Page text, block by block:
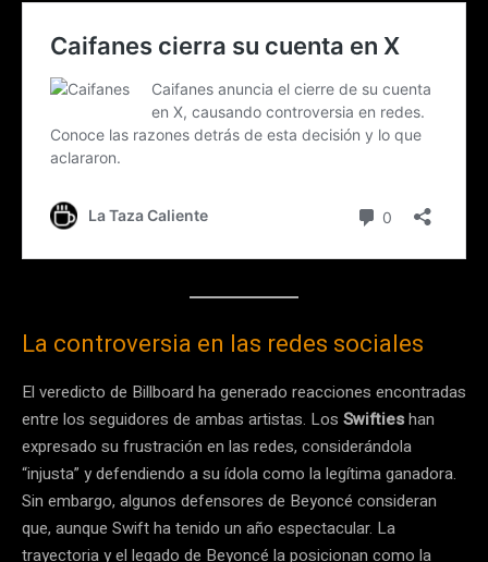
La controversia en las redes sociales
El veredicto de Billboard ha generado reacciones encontradas
entre los seguidores de ambas artistas. Los Swiftieshan
expresado su frustración en las redes, considerándola
“injusta” y defendiendo a su ídola como la legítima ganadora.
Sin embargo, algunos defensores de Beyoncé consideran
que, aunque Swift ha tenido un año espectacular. La
trayectoria y el legado de Beyoncé la posicionan como la